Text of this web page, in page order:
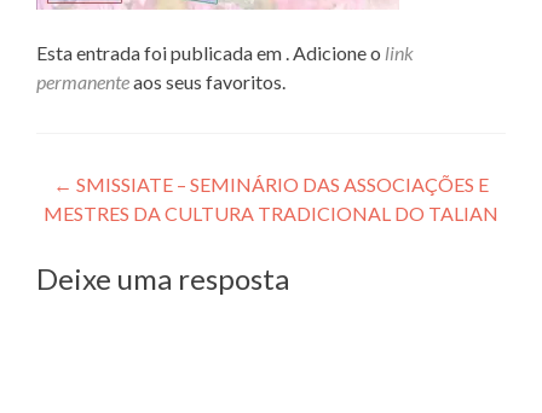
Esta entrada foi publicada em . Adicione o link
permanenteaos seus favoritos.
Navegação
de
Post
← SMISSIATE – SEMINÁRIO DAS ASSOCIAÇÕES E
MESTRES DA CULTURA TRADICIONAL DO TALIAN
Deixe uma resposta